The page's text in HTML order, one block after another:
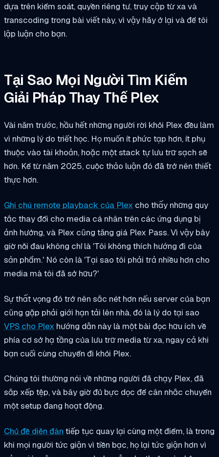
dựa trên kiểm soát, quyền riêng tư, truy cập từ xa và
transcoding trong bài viết này, vì vậy hãy ở lại và để tôi
lập luận cho bạn.
Tại Sao Mọi Người Tìm Kiếm
Giải Pháp Thay Thế Plex
Vài năm trước, hầu hết những người rời khỏi Plex đều làm
vì những lý do triết học. Họ muốn ít phức tạp hơn, ít phụ
thuộc vào tài khoản, hoặc một stack tự lưu trữ sạch sẽ
hơn. Kể từ năm 2025, cuộc thảo luận đó đã trở nên thiết
thực hơn.
Ghi chú remote playback của Plex cho thấy những quy
tắc thay đổi cho media cá nhân trên các ứng dụng bị
ảnh hưởng, và Plex cũng tăng giá Plex Pass. Vì vậy bây
giờ nỗi đau không chỉ là 'Tôi không thích hướng đi của
sản phẩm.' Nó còn là 'Tại sao tôi phải trả nhiều hơn cho
media mà tôi đã sở hữu?'
Sự thất vọng đó trở nên sắc nét hơn nếu server của bạn
cũng gặp phải giới hạn tải lên nhà, đó là lý do tại sao
VPS cho Plex hướng dẫn này là một bài đọc hữu ích về
phía cơ sở hạ tầng của lưu trữ media từ xa, ngay cả khi
bạn cuối cùng chuyển đi khỏi Plex.
Chúng tôi thường nói về những người đã chạy Plex, đã
sắp xếp tệp, và bây giờ đủ bực dọc để cân nhắc chuyển
một setup đang hoạt động.
Chủ đề diễn đàn tiếp tục quay lại cùng một điểm, là trong
khi mọi người tức giận vì tiền bạc, họ lại tức giận hơn vì